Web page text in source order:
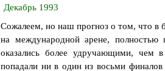
Декабрь 1993
Сожалеем, но наш прогноз о том, что в
на международной арене, полностью
оказались более удручающими,
попадали ни в один из восьми